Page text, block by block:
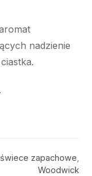
nadzienie
świece zapachowe
Woodwick